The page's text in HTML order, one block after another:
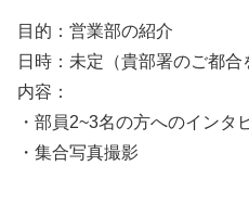
目的：営業部の紹介
日時：未定（貴部署のご都合
内容：
・部員2~3名の方へのインタ
・集合写真撮影